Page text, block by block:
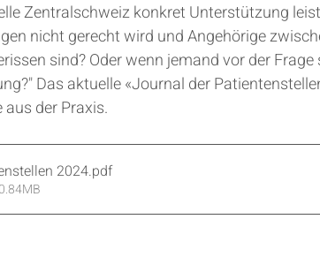
Zentralschweiz konkret Unterstützung
nicht gerecht wird und Angehörige
sind? Oder wenn jemand vor der
Das aktuelle «Journal der
der Praxis.
2024.pdf